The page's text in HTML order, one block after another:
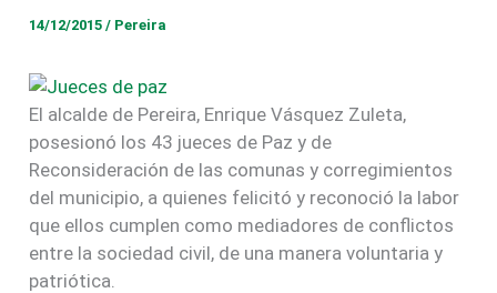
14/12/2015/ Pereira
El alcalde de Pereira, Enrique Vásquez Zuleta,
posesionó los 43 jueces de Paz y de
Reconsideración de las comunas y corregimientos
del municipio, a quienes felicitó y reconoció la labor
que ellos cumplen como mediadores de conflictos
entre la sociedad civil, de una manera voluntaria y
patriótica.